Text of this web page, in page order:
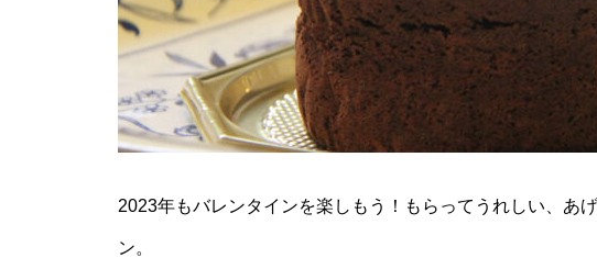
推し氷を巡る、夏の旅へ「第2
回 島原半島推し氷スタンプラリ
2023年もバレンタインを楽しもう！もらってうれしい、あ
ン。